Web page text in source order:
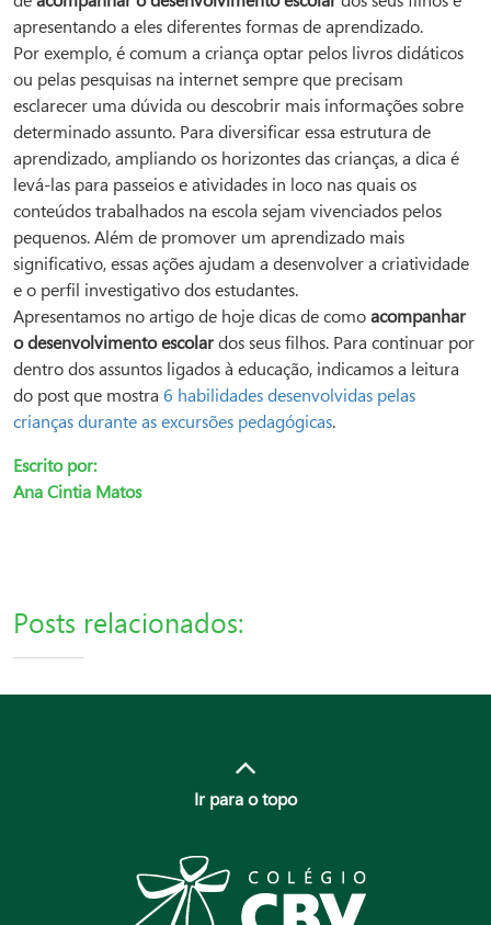
apresentando a eles diferentes formas de aprendizado.
Por exemplo, é comum a criança optar pelos livros didáticos
ou pelas pesquisas na internet sempre que precisam
esclarecer uma dúvida ou descobrir mais informações sobre
determinado assunto. Para diversificar essa estrutura de
aprendizado, ampliando os horizontes das crianças, a dica é
levá-las para passeios e atividades in loco nas quais os
conteúdos trabalhados na escola sejam vivenciados pelos
pequenos. Além de promover um aprendizado mais
significativo, essas ações ajudam a desenvolver a criatividade
e o perfil investigativo dos estudantes.
Apresentamos no artigo de hoje dicas de comoacompanhar
o desenvolvimento escolardos seus filhos. Para continuar por
dentro dos assuntos ligados à educação, indicamos a leitura
do post que mostra 6 habilidades desenvolvidas pelas
crianças durante as excursões pedagógicas.
Escrito por:
Ana Cintia Matos
Posts relacionados:
Ir para o topo